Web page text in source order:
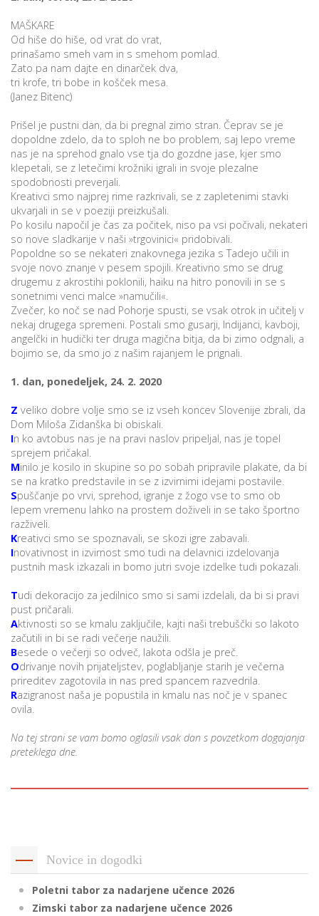
MAŠKARE
Od hiše do hiše, od vrat do vrat,
prinašamo smeh vam in s smehom pomlad.
Zato pa nam dajte en dinarček dva,
tri krofe, tri bobe in košček mesa.
(Janez Bitenc)
Prišel je pustni dan, da bi pregnal zimo stran. Čeprav se je
dopoldne zdelo, da to sploh ne bo problem, saj lepo vreme
nas je na sprehod gnalo vse tja do gozdne jase, kjer smo
klepetali, se z letečimi krožniki igrali in svoje plezalne
spodobnosti preverjali.
Kreativci smo najprej rime razkrivali, se z zapletenimi stavki
ukvarjali in se v poeziji preizkušali.
Po kosilu napočil je čas za počitek, niso pa vsi počivali, nekateri
so nove sladkarije v naši »trgovinici« pridobivali.
Popoldne so se nekateri znakovnega jezika s Tadejo učili in
svoje novo znanje v pesem spojili. Kreativno smo se drug
drugemu z akrostihi poklonili, haiku na hitro ponovili in se s
sonetnimi venci malce »namučili«.
Zvečer, ko noč se nad Pohorje spusti, se vsak otrok in učitelj v
nekaj drugega spremeni. Postali smo gusarji, Indijanci, kavboji,
angelčki in hudički ter druga magična bitja, da bi zimo odgnali, a
bojimo se, da smo jo z našim rajanjem le prignali.
1. dan, ponedeljek, 24. 2. 2020
Z veliko dobre volje smo se iz vseh koncev Slovenije zbrali, da
Dom Miloša Zidanška bi obiskali.
In ko avtobus nas je na pravi naslov pripeljal, nas je topel
sprejem pričakal.
Minilo je kosilo in skupine so po sobah pripravile plakate, da bi
se na kratko predstavile in se z izvirnimi idejami postavile.
Spuščanje po vrvi, sprehod, igranje z žogo vse to smo ob
lepem vremenu lahko na prostem doživeli in se tako športno
razživeli.
Kreativci smo se spoznavali, se skozi igre zabavali.
Inovativnost in izvirnost smo tudi na delavnici izdelovanja
pustnih mask izkazali in bomo jutri svoje izdelke tudi pokazali.
Tudi dekoracijo za jedilnico smo si sami izdelali, da bi si pravi
pust pričarali.
Aktivnosti so se kmalu zaključile, kajti naši trebuščki so lakoto
začutili in bi se radi večerje naužili.
Besede o večerji so odveč, lakota odšla je preč.
Odrivanje novih prijateljstev, poglabljanje starih je večerna
prireditev zagotovila in nas pred spancem razvedrila.
Razigranost naša je popustila in kmalu nas noč je v spanec
ovila.
Na tej strani se vam bomo oglasili vsak dan s povzetkom dogajanja
preteklega dne.
Novice in dogodki
Poletni tabor za nadarjene učence 2026
Zimski tabor za nadarjene učence 2026